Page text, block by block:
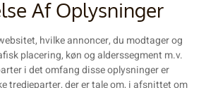
Af Oplysninger
hvilke annoncer, du modtager og
placering, køn og alderssegment m.v.
i det omfang disse oplysninger er
tredjeparter, der er tale om, i afsnittet om